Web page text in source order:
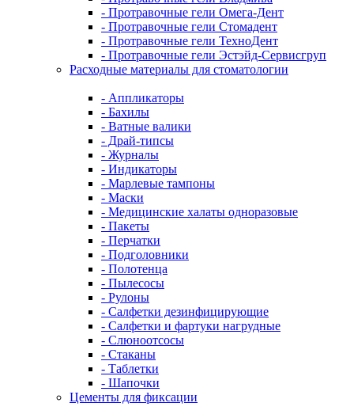
- Протравочные гели Омега-Дент
- Протравочные гели Стомадент
- Протравочные гели ТехноДент
- Протравочные гели Эстэйд-Сервисгруп
Расходные материалы для стоматологии
- Аппликаторы
- Бахилы
- Ватные валики
- Драй-типсы
- Журналы
- Индикаторы
- Марлевые тампоны
- Маски
- Медицинские халаты одноразовые
- Пакеты
- Перчатки
- Подголовники
- Полотенца
- Пылесосы
- Рулоны
- Салфетки дезинфицирующие
- Салфетки и фартуки нагрудные
- Слюноотсосы
- Стаканы
- Таблетки
- Шапочки
Цементы для фиксации